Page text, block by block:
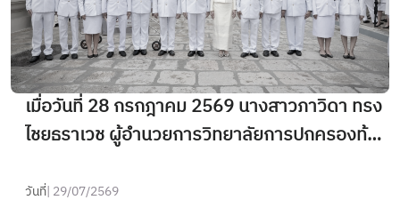
เมื่อวันที่ 28 กรกฎาคม 2569 นางสาวภาวิดา ทรง
ไชยธราเวช ผู้อำนวยการวิทยาลัยการปกครองท้อง
พระพรพระบาทสมเด็จพระเจ้าอยู่หัว เนื่องในโอกาส
วันที่| 29/07/2569